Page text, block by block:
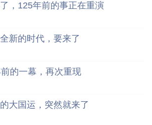
，125年前的事正在重演
新的时代，要来了
的一幕，再次重现
大国运，突然就来了